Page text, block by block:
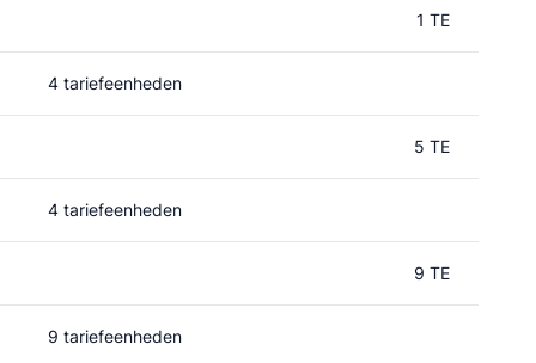
1 TE
4 tariefeenheden
5 TE
4 tariefeenheden
9 TE
9 tariefeenheden